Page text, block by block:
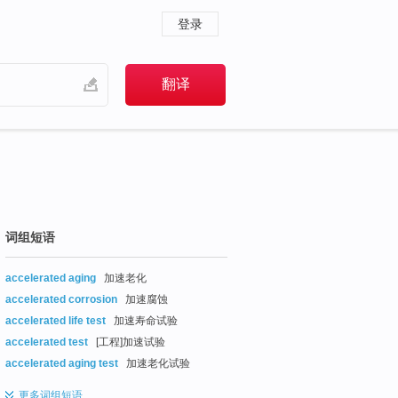
登录
词组短语
accelerated aging
加速老化
accelerated corrosion
加速腐蚀
accelerated life test
加速寿命试验
accelerated test
[工程]加速试验
accelerated aging test
加速老化试验
更多词组短语